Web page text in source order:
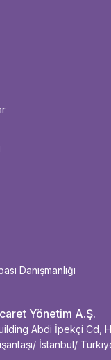
Danışmanlığı
Yönetim A.Ş.
Abdi İpekçi Cd,
İstanbul/